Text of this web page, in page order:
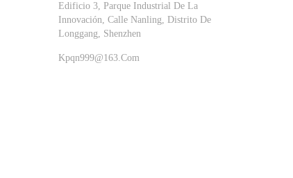
Edificio 3, Parque Industrial De La
Innovación, Calle Nanling, Distrito De
Longgang, Shenzhen
Kpqn999@163.com